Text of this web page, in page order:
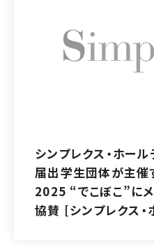
シンプレクス・ホー
届出学生団体が主
2025 “でこぼこ”に
協賛 [シンプレクス・